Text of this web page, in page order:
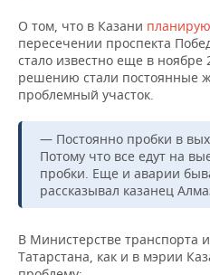
О том, что в Казани
пересечении проспекта
стало известно еще в
решению стали постоянные
проблемный участок.
— Постоянно пробки в
Потому что все едут на
пробки. Еще и аварии
рассказывал казанец
В Министерстве транспорта
Татарстана, как и в мэрии